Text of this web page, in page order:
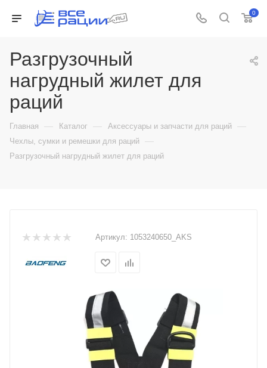
0
Разгрузочный
нагрудный жилет для
раций
Главная — Каталог — Аксессуары и запчасти для раций —
Чехлы, сумки и ремешки для раций —
Разгрузочный нагрудный жилет для раций
Артикул: 1053240650_AKS